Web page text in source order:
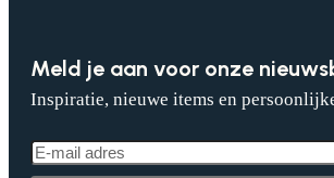
Meld je aan voor onze
Inspiratie, nieuwe items en